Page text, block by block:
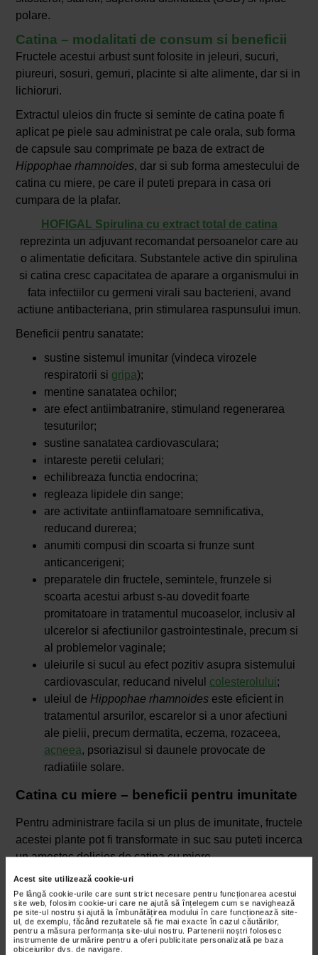
Acest site utilizează cookie-uri
Pe lângă cookie-urile care sunt strict necesare pentru funcționarea acestui
site web, folosim cookie-uri care ne ajută să înțelegem cum se navighează
pe site-ul nostru și ajută la îmbunătățirea modului în care funcționează site-
ul, de exemplu, făcând rezultatele să fie mai exacte în cazul căutărilor,
pentru a măsura performanța site-ului nostru. Partenerii noștri folosesc
instrumente de urmărire pentru a oferi publicitate personalizată pe baza
obiceiurilor dvs. de navigare.
polare.
Catina – modalitati de consum si beneficii
Fructele acestui arbust sunt folosite in jeleuri, sucuri,
piureuri, sosuri, gemuri, placinte si alte alimente, dar si in
lichioruri.
Extractul uleios din fructe si seminte de catina poate fi
aplicat pe piele sau administrat pe cale orala, sub forma
de capsule sau comprimate pe baza de extract de
Hippophae rhamnoides, dar si sub forma amestecului de
catina cu miere, pe care il puteti prepara in casa ori
cumpara de la plafar.
HOFIGAL Spirulina cu extract total de catina
reprezinta un adjuvant recomandat persoanelor care au
o alimentatie deficitara. Substantele active din spirulina
si catina cresc capacitatea de aparare a organismului in
fata infectiilor cu germeni virali sau bacterieni, avand
actiune antibacteriana, prin stimularea raspunsului imun.
Beneficii pentru sanatate:
sustine sistemul imunitar (vindeca virozele
respiratorii si gripa);
mentine sanatatea ochilor;
are efect antiimbatranire, stimuland regenerarea
tesuturilor;
sustine sanatatea cardiovasculara;
intareste peretii celulari;
echilibreaza functia endocrina;
regleaza lipidele din sange;
are activitate antiinflamatoare semnificativa,
reducand durerea;
anumiti compusi din scoarta si frunze sunt
anticancerigeni;
preparatele din fructele, semintele, frunzele si
scoarta acestui arbust s-au dovedit foarte
promitatoare in tratamentul mucoaselor, inclusiv al
ulcerelor si afectiunilor gastrointestinale, precum si
al problemelor vaginale;
uleiurile si sucul au efect pozitiv asupra sistemului
cardiovascular, reducand nivelul colesterolului;
uleiul de Hippophae rhamnoideseste eficient in
tratamentul arsurilor, escarelor si a unor afectiuni
ale pielii, precum dermatita, eczema, rozaceea,
acneea, psoriazisul si daunele provocate de
radiatiile solare.
Catina cu miere – beneficii pentru imunitate
Pentru administrare facila si un plus de imunitate, fructele
acestei plante pot fi transformate in suc sau puteti incerca
un amestec delicios de catina cu miere.
1. Combate raceala si gripa
Boabele de catina cu miere sunt cu adevarat uimitoare
cand vine vorba de vindecareadurerilor de gatsi a
gripei.